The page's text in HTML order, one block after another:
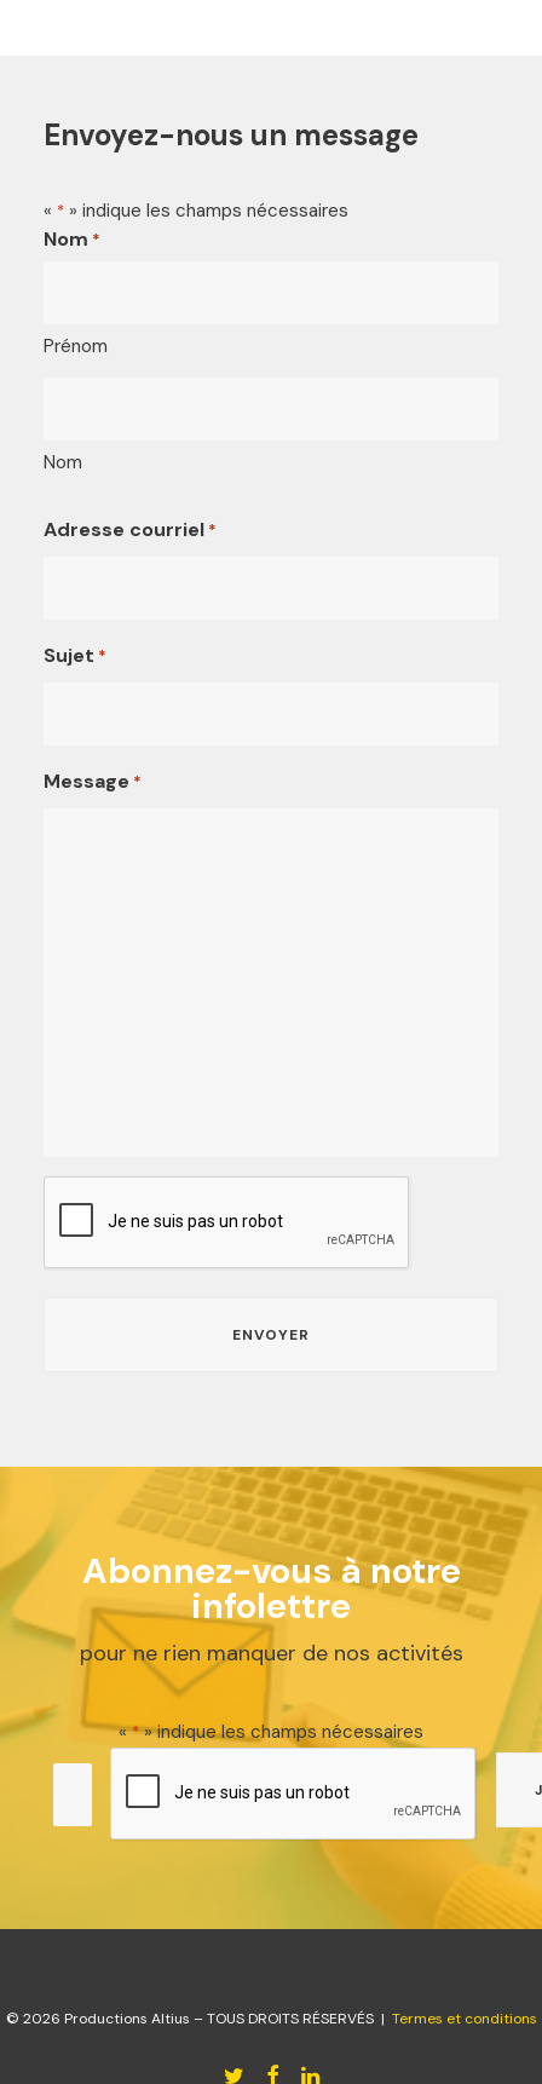
Envoyez-nous un message
« * » indique les champs nécessaires
Nom *
Prénom
Nom
Adresse courriel *
Sujet *
Message *
Abonnez-vous à notre
infolettre
pour ne rien manquer de nos activités
«*» indique les champs nécessaires
© 2026 Productions Altius – TOUS DROITS RÉSERVÉS | Termes et conditions